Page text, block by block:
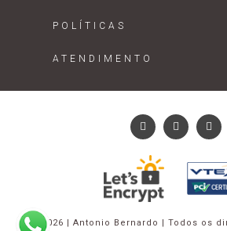
POLÍTICAS
ATENDIMENTO
2026 | Antonio Bernardo | Todos os